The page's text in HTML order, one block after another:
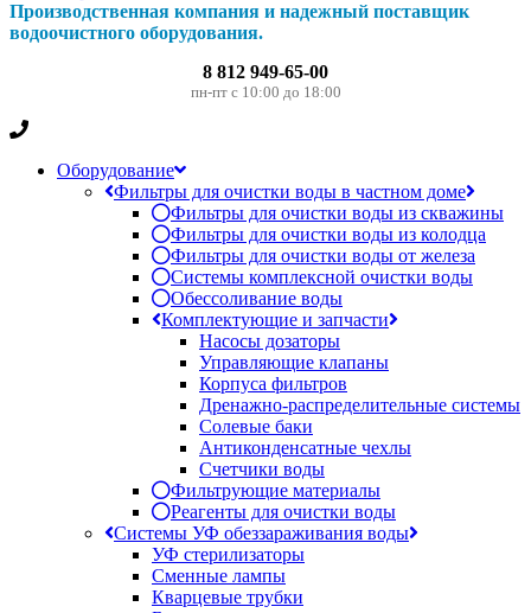
Производственная компания и надежный поставщик
водоочистного оборудования.
8 812 949-65-00
пн-пт с 10:00 до 18:00
Оборудование
Фильтры для очистки воды в частном доме
Фильтры для очистки воды из скважины
Фильтры для очистки воды из колодца
Фильтры для очистки воды от железа
Системы комплексной очистки воды
Обессоливание воды
Комплектующие и запчасти
Насосы дозаторы
Управляющие клапаны
Корпуса фильтров
Дренажно-распределительные системы
Солевые баки
Антиконденсатные чехлы
Счетчики воды
Фильтрующие материалы
Реагенты для очистки воды
Системы УФ обеззараживания воды
УФ стерилизаторы
Сменные лампы
Кварцевые трубки